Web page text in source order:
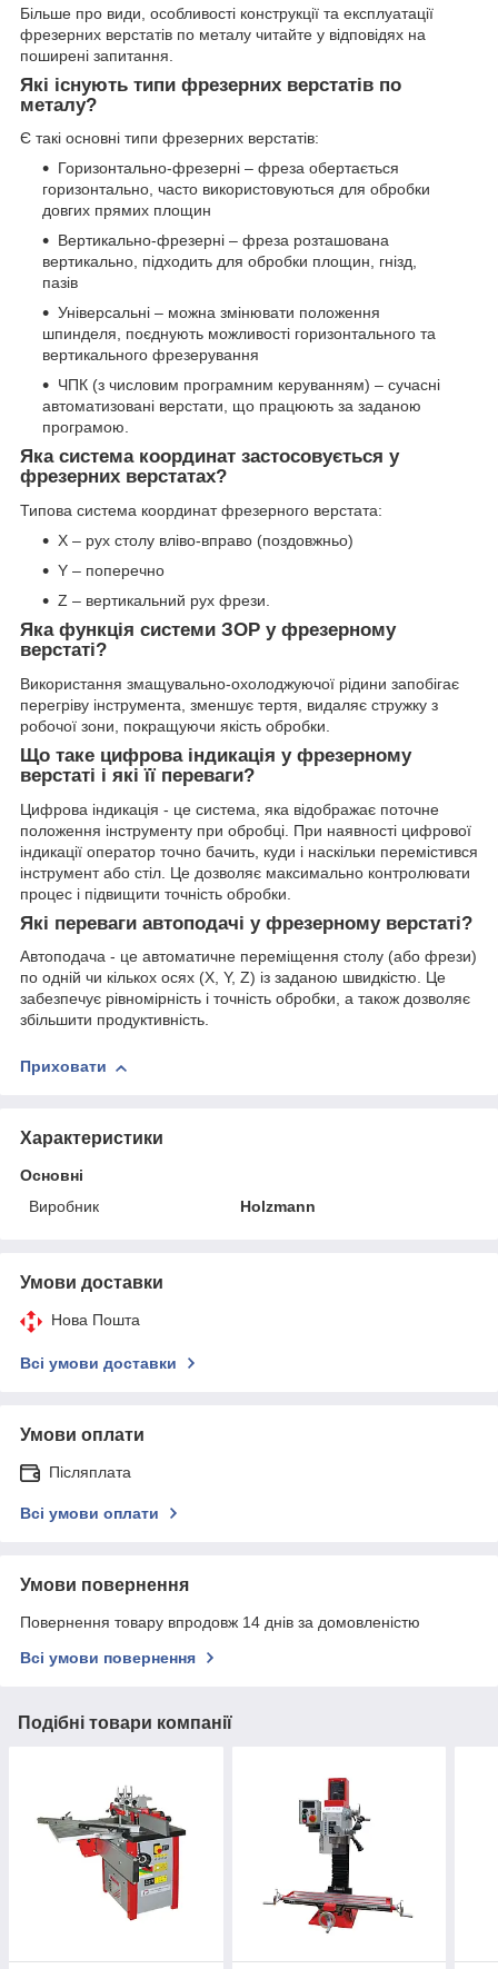
Більше про види, особливості конструкції та експлуатації
фрезерних верстатів по металу читайте у відповідях на
поширені запитання.
Які існують типи фрезерних верстатів по
металу?
Є такі основні типи фрезерних верстатів:
Горизонтально-фрезерні – фреза обертається
горизонтально, часто використовуються для обробки
довгих прямих площин
Вертикально-фрезерні – фреза розташована
вертикально, підходить для обробки площин, гнізд,
пазів
Універсальні – можна змінювати положення
шпинделя, поєднують можливості горизонтального та
вертикального фрезерування
ЧПК (з числовим програмним керуванням) – сучасні
автоматизовані верстати, що працюють за заданою
програмою.
Яка система координат застосовується у
фрезерних верстатах?
Типова система координат фрезерного верстата:
X – рух столу вліво-вправо (поздовжньо)
Y – поперечно
Z – вертикальний рух фрези.
Яка функція системи ЗОР у фрезерному
верстаті?
Використання змащувально-охолоджуючої рідини запобігає
перегріву інструмента, зменшує тертя, видаляє стружку з
робочої зони, покращуючи якість обробки.
Що таке цифрова індикація у фрезерному
верстаті і які її переваги?
Цифрова індикація - це система, яка відображає поточне
положення інструменту при обробці. При наявності цифрової
індикації оператор точно бачить, куди і наскільки перемістився
інструмент або стіл. Це дозволяє максимально контролювати
процес і підвищити точність обробки.
Які переваги автоподачі у фрезерному верстаті?
Автоподача - це автоматичне переміщення столу (або фрези)
по одній чи кількох осях (X, Y, Z) із заданою швидкістю. Це
забезпечує рівномірність і точність обробки, а також дозволяє
збільшити продуктивність.
Приховати
Характеристики
Основні
Виробник
Holzmann
Умови доставки
Нова Пошта
Всі умови доставки
Умови оплати
Післяплата
Всі умови оплати
Умови повернення
Повернення товару впродовж 14 днів за домовленістю
Всі умови повернення
Подібні товари компанії